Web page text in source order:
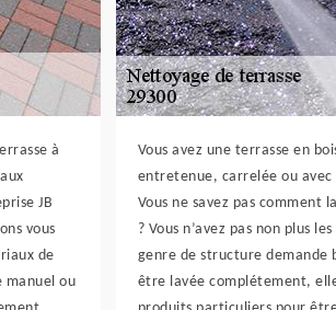
à
JB
vous
de
manuel ou
Vous avez une terrasse en
entretenue, carrelée ou avec
Vous ne savez pas
? Vous n’avez pas non plus
genre de structure demande
être lavée complétement,